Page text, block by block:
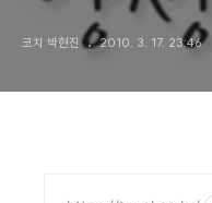
코치 박현진 2010. 3. 17. 23:46